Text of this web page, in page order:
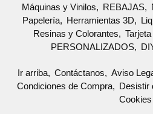
Máquinas y Vinilos
REBAJAS
Papelería
Herramientas 3D
Resinas y Colorantes
PERSONALIZADOS
Ir arriba Contáctanos Aviso
Condiciones de Compra
Desistir
Cookies